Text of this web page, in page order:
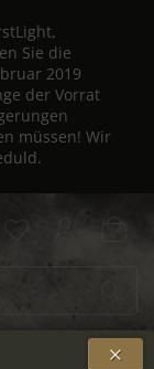
Sie die
2019
der Vorrat
müssen! Wir